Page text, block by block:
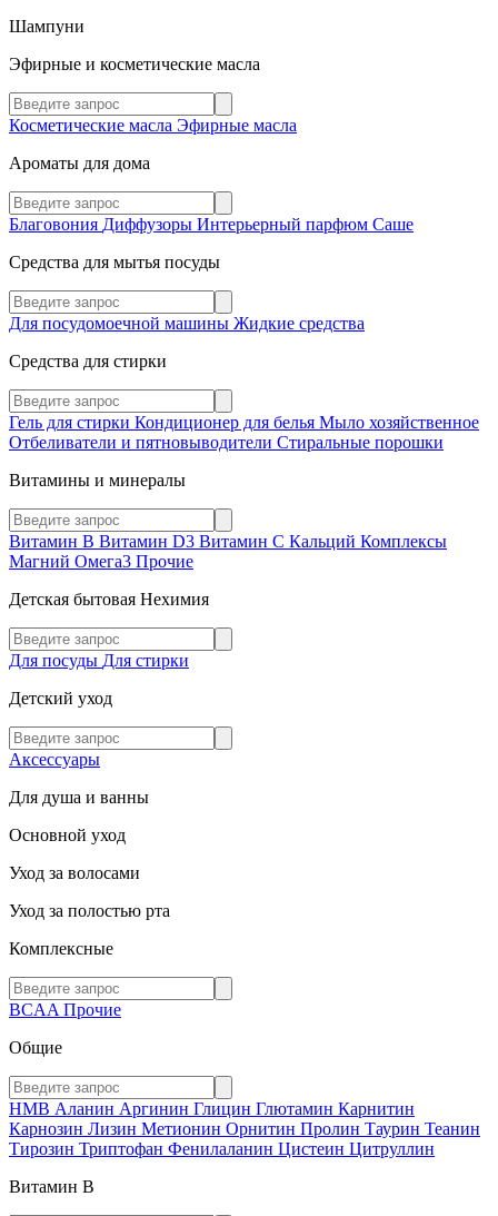
Шампуни
Эфирные и косметические масла
Косметические масла Эфирные масла
Ароматы для дома
Благовония Диффузоры Интерьерный парфюм Саше
Средства для мытья посуды
Для посудомоечной машины Жидкие средства
Средства для стирки
Гель для стирки Кондиционер для белья Мыло хозяйственное
Отбеливатели и пятновыводители Стиральные порошки
Витамины и минералы
Витамин В Витамин D3 Витамин С Кальций Комплексы
Магний Омега3 Прочие
Детская бытовая Нехимия
Для посуды Для стирки
Детский уход
Аксессуары
Для душа и ванны
Основной уход
Уход за волосами
Уход за полостью рта
Комплексные
BCAA Прочие
Общие
HMB Аланин Аргинин Глицин Глютамин Карнитин
Карнозин Лизин Метионин Орнитин Пролин Таурин Теанин
Тирозин Триптофан Фенилаланин Цистеин Цитруллин
Витамин В